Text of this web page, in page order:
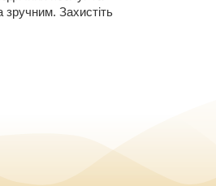
зручним. Захистіть